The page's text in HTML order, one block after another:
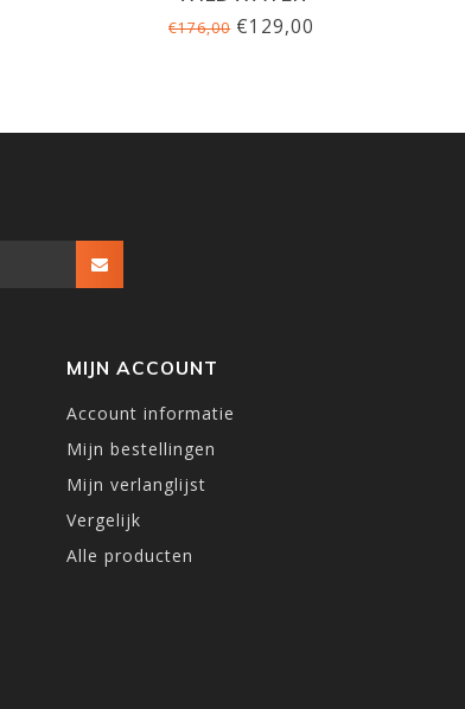
€176,00€129,00
MIJN ACCOUNT
Account informatie
Mijn bestellingen
Mijn verlanglijst
Vergelijk
Alle producten